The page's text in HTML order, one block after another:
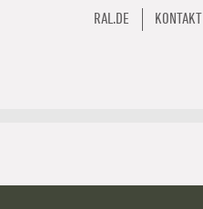
RAL.DE KONTAKT